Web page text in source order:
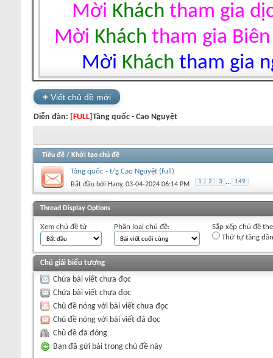
Mời Khách tham gia
Mời Khách tham gia
Mời Khách tham gia
+ Viết chủ đề mới
Diễn đàn: [FULL]Tàng quốc - Cao Nguyệt
Tiêu đề / Khởi tạo chủ đề
Tàng quốc - t/g Cao Nguyệt (full)
Bắt đầu bởi Hany‎, 03-04-2024 06:14 PM 1 2 3 ... 149
+Viết chủ đề mới
Thread Display Options
Xem chủ đề từ Phân loại chủ đề:
Sắp xếp chủ đề
Thứ tự tăng dần
Chú giải biểu tượng
Chứa bài viết chưa đọc
Chứa bài viết chưa đọc
Chủ đề nóng với bài viết chưa đọc
Chủ đề nóng với bài viết đã đọc
Chủ đề đã đóng
Bạn đã gửi bài trong chủ đề này